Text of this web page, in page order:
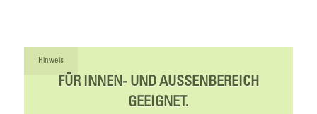
Hinweis
FÜR INNEN- UND AUSSENBEREICH
GEEIGNET.